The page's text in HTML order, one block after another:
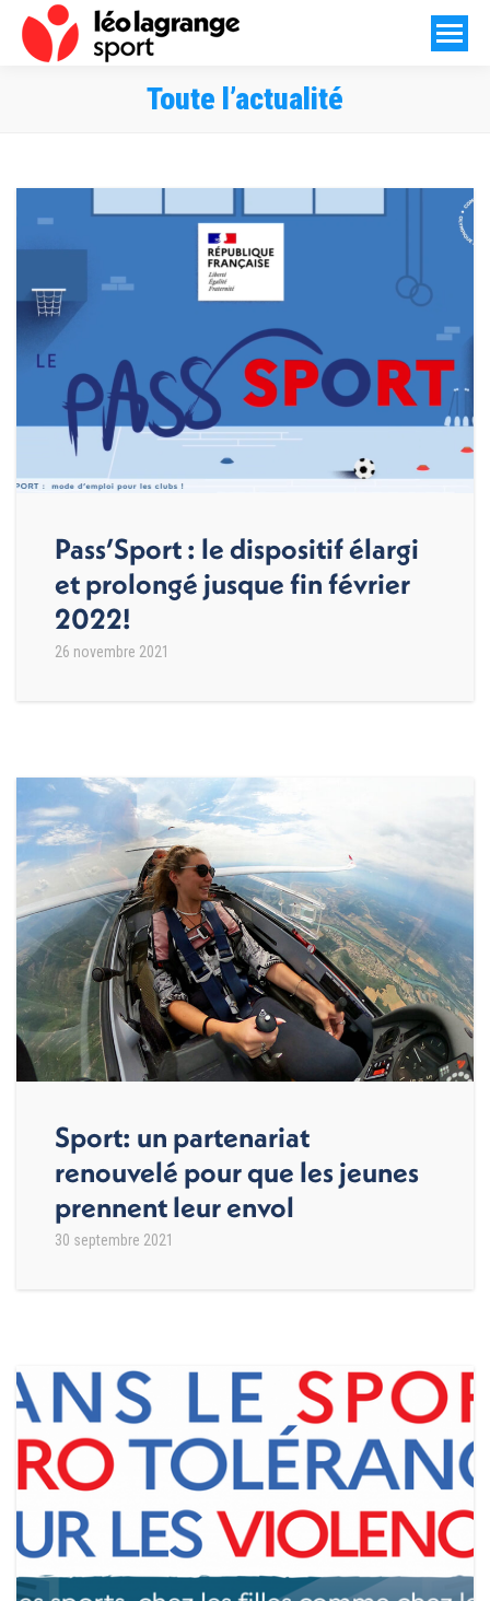
Toute l’actualité
Pass’Sport : le dispositif élargi
et prolongé jusque fin février
2022!
26 novembre 2021
Sport: un partenariat
renouvelé pour que les jeunes
prennent leur envol
30 septembre 2021